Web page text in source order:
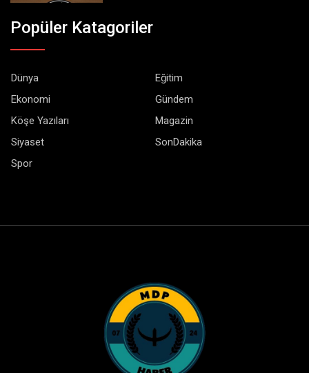
Popüler Katagoriler
Dünya
Eğitim
Ekonomi
Gündem
Köşe Yazıları
Magazin
Siyaset
SonDakika
Spor